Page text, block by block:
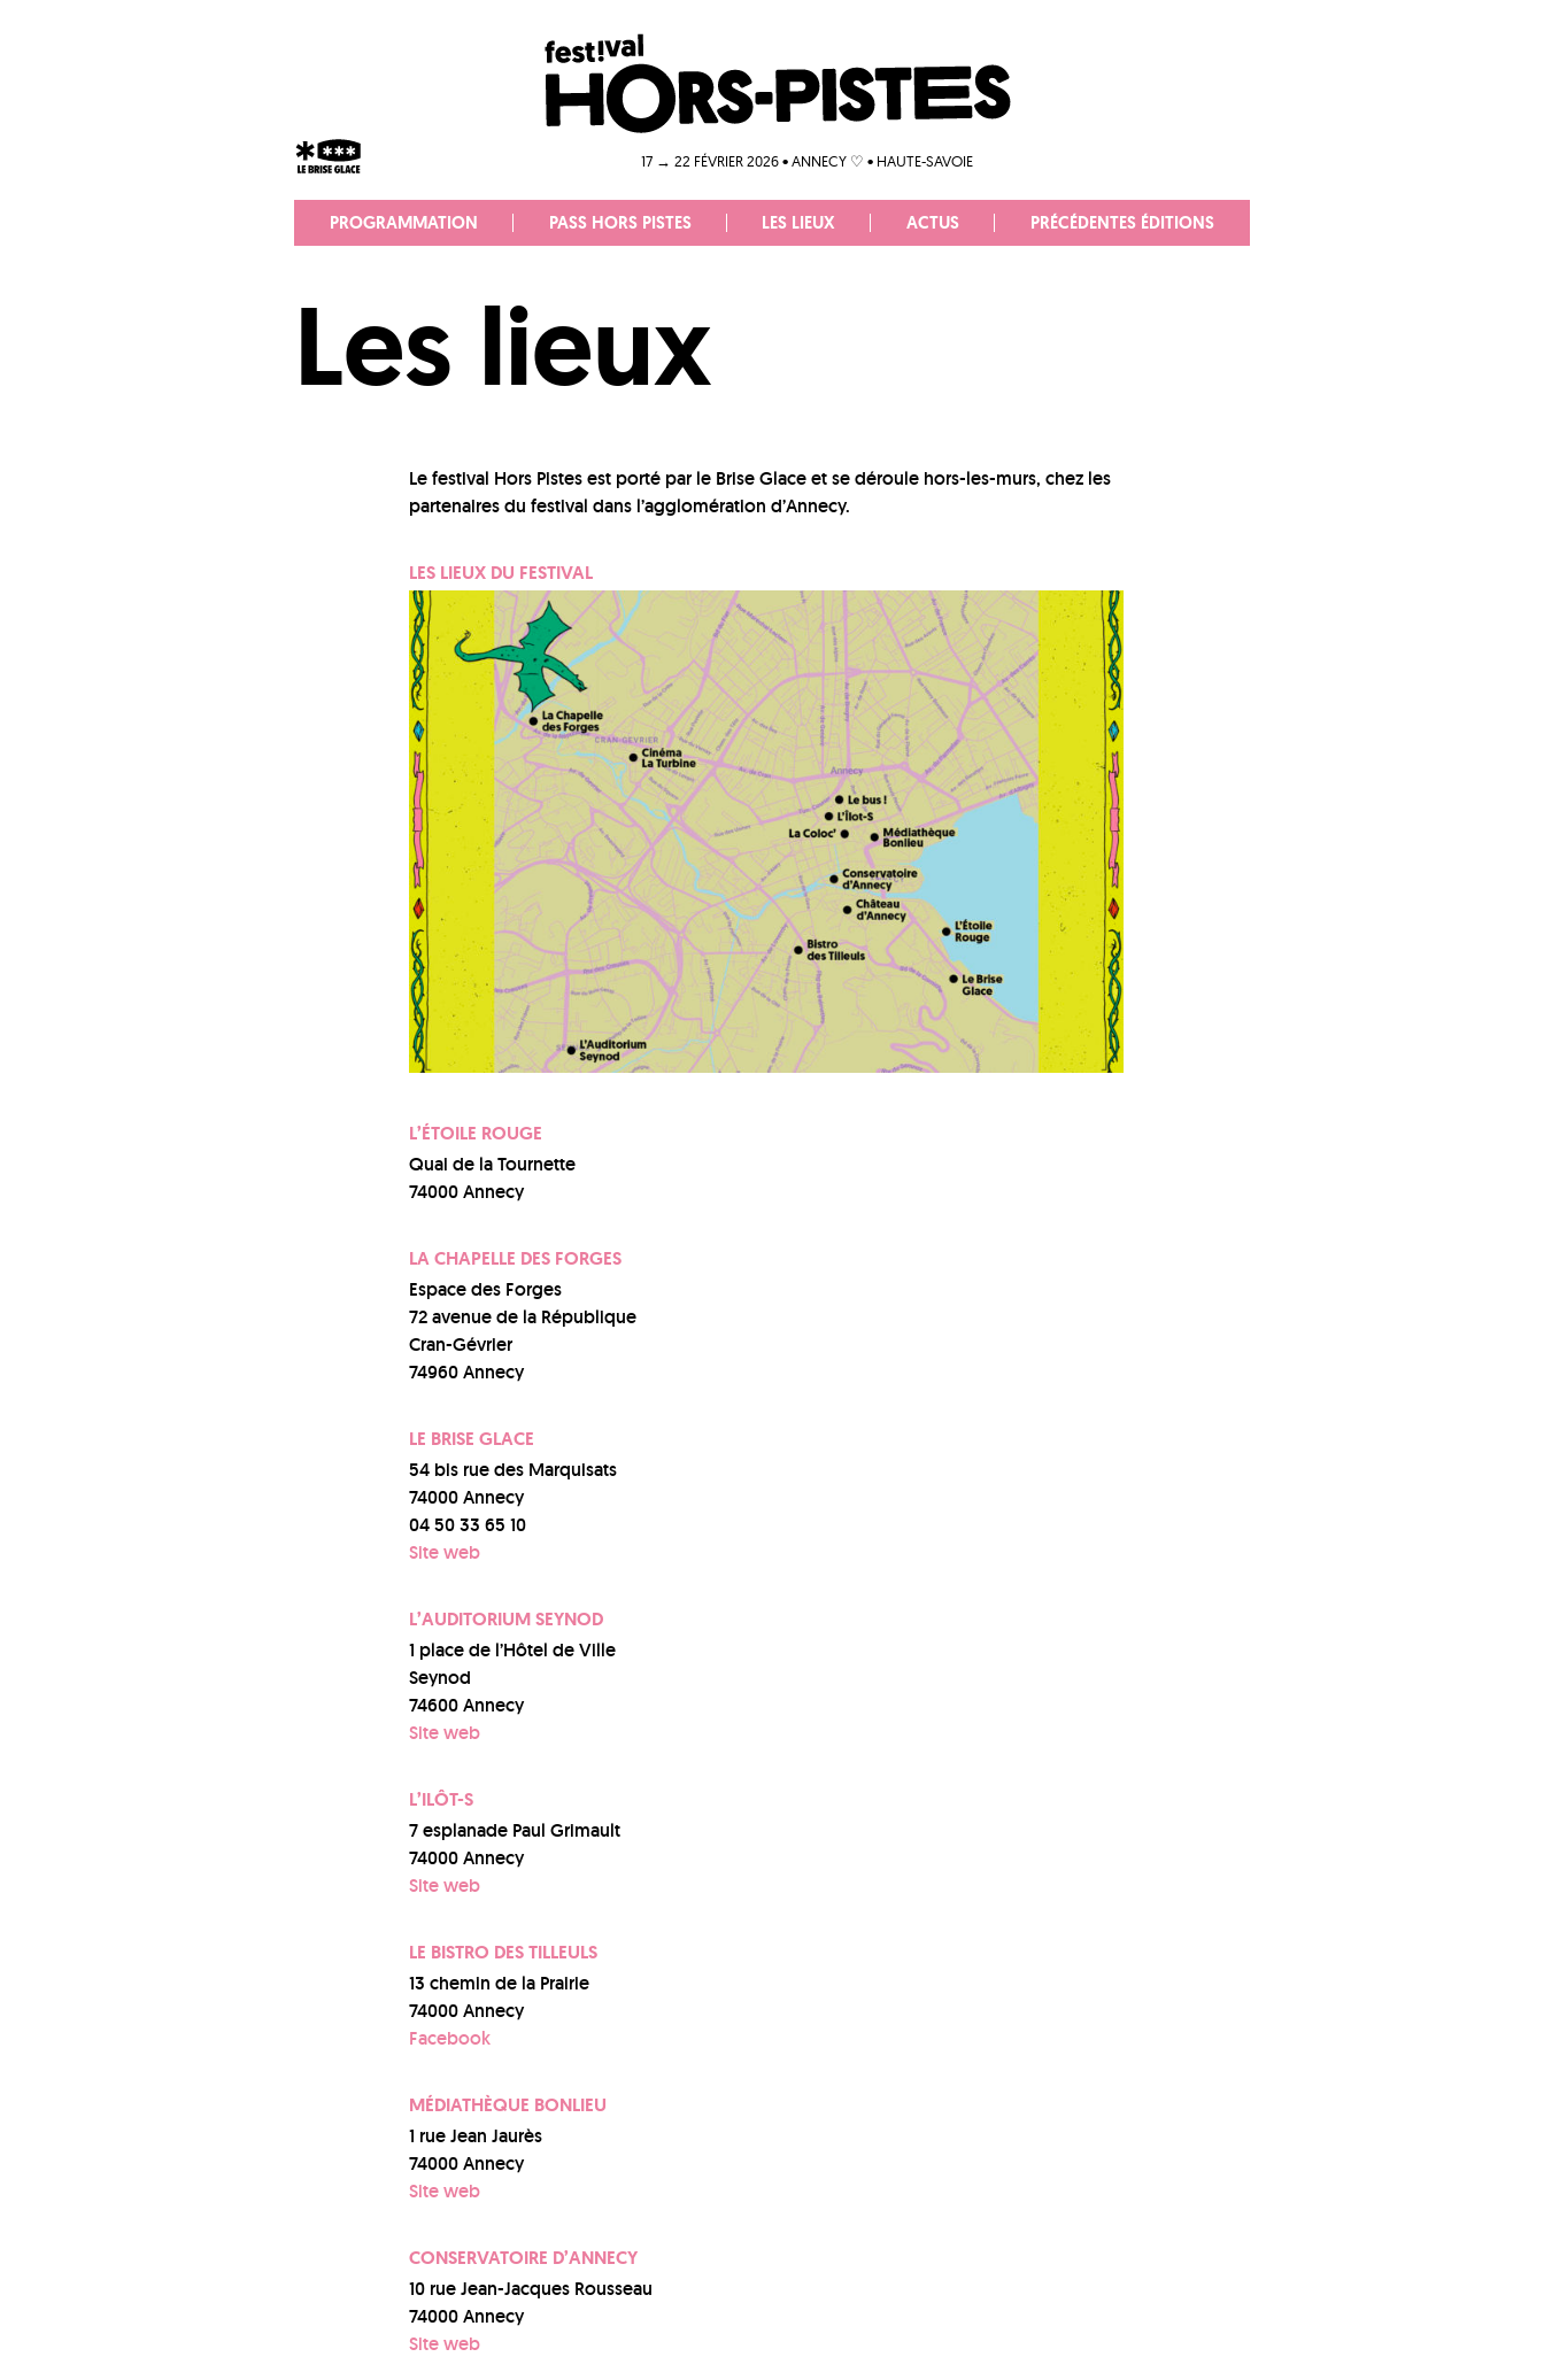
17 → 22 FÉVRIER 2026 • ANNECY ♡ • HAUTE-SAVOIE
PROGRAMMATION PASS HORS PISTES LES LIEUX ACTUS PRÉCÉDENTES ÉDITIONS
Les lieux
Le festival Hors Pistes est porté par le Brise Glace et se déroule hors-les-murs, chez les
partenaires du festival dans l’agglomération d’Annecy.
LES LIEUX DU FESTIVAL
L’ÉTOILE ROUGE
Quai de la Tournette
74000 Annecy
LA CHAPELLE DES FORGES
Espace des Forges
72 avenue de la République
Cran-Gévrier
74960 Annecy
LE BRISE GLACE
54 bis rue des Marquisats
74000 Annecy
04 50 33 65 10
Site web
L’AUDITORIUM SEYNOD
1 place de l’Hôtel de Ville
Seynod
74600 Annecy
Site web
L’ILÔT-S
7 esplanade Paul Grimault
74000 Annecy
Site web
LE BISTRO DES TILLEULS
13 chemin de la Prairie
74000 Annecy
Facebook
MÉDIATHÈQUE BONLIEU
1 rue Jean Jaurès
74000 Annecy
Site web
CONSERVATOIRE D’ANNECY
10 rue Jean-Jacques Rousseau
74000 Annecy
Site web